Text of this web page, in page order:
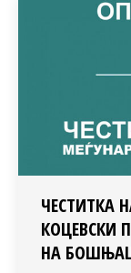
ЧЕСТИТКА
КОЦЕВСКИ
НА